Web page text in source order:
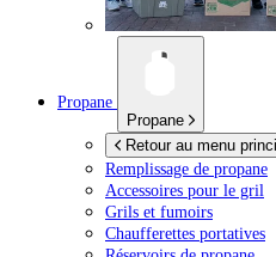
Propane
Propane
Retour au menu
Remplissage de propane
Accessoires pour le gril
Grils et fumoirs
Chaufferettes portatives